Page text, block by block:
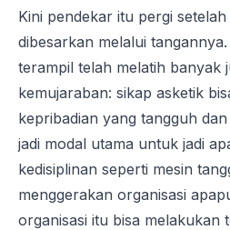
Kini pendekar itu pergi
dibesarkan melalui
terampil telah melatih banyak
kemujaraban: sikap asketik
kepribadian yang tangguh
jadi modal utama untuk jadi
kedisiplinan seperti mesin
menggerakan organisasi
organisasi itu bisa melakukan